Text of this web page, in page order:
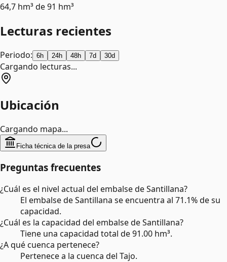
64,7 hm³ de91 hm³
Lecturas recientes
Periodo: 6h 24h 48h 7d 30d
Cargando lecturas...
Ubicación
Cargando mapa...
Ficha técnica de la presa
Preguntas frecuentes
¿Cuál es el nivel actual del embalse de Santillana?
El embalse de Santillana se encuentra al 71.1% de su
capacidad.
¿Cuál es la capacidad del embalse de Santillana?
Tiene una capacidad total de 91.00 hm³.
¿A qué cuenca pertenece?
Pertenece a la cuenca del Tajo.